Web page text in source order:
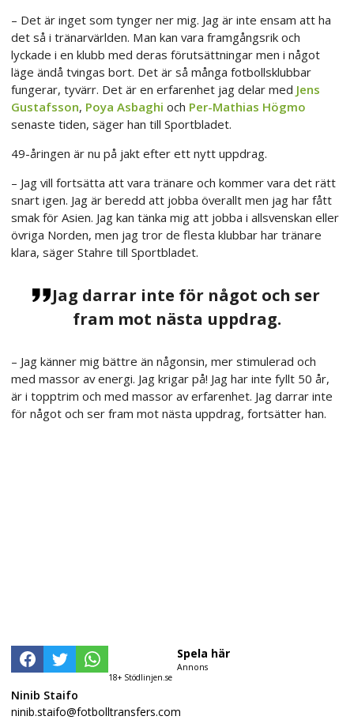
– Det är inget som tynger ner mig. Jag är inte ensam att ha
det så i tränarvärlden. Man kan vara framgångsrik och
lyckade i en klubb med deras förutsättningar men i något
läge ändå tvingas bort. Det är så många fotbollsklubbar
fungerar, tyvärr. Det är en erfarenhet jag delar med Jens
Gustafsson, Poya Asbaghi och Per-Mathias Högmo
senaste tiden, säger han till Sportbladet.
49-åringen är nu på jakt efter ett nytt uppdrag.
– Jag vill fortsätta att vara tränare och kommer vara det rätt
snart igen. Jag är beredd att jobba överallt men jag har fått
smak för Asien. Jag kan tänka mig att jobba i allsvenskan eller
övriga Norden, men jag tror de flesta klubbar har tränare
klara, säger Stahre till Sportbladet.
Jag darrar inte för något och ser
fram mot nästa uppdrag.
– Jag känner mig bättre än någonsin, mer stimulerad och
med massor av energi. Jag krigar på! Jag har inte fyllt 50 år,
är i topptrim och med massor av erfarenhet. Jag darrar inte
för något och ser fram mot nästa uppdrag, fortsätter han.
18+ Stödlinjen.se
Spela här
Annons
Ninib Staifo
ninib.staifo@fotbolltransfers.com